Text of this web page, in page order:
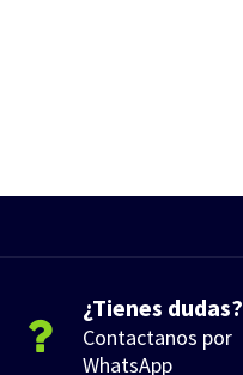
¿Tienes dudas?
Contactanos por
WhatsApp